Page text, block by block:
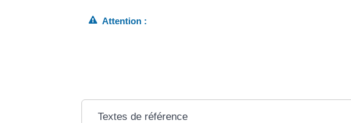
Attention :
Textes de référence